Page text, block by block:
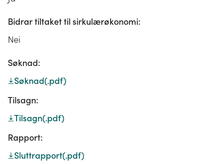
Bidrar tiltaket til sirkulærøkonomi:
Nei
Søknad:
Søknad(.pdf)
Tilsagn:
Tilsagn(.pdf)
Rapport:
Sluttrapport(.pdf)